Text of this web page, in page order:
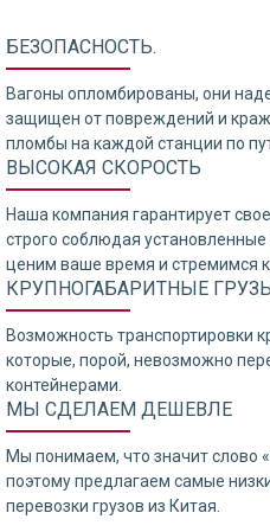
БЕЗОПАСНОСТЬ.
Вагоны опломбированы, они
защищен от повреждений и
пломбы на каждой станции по
ВЫСОКАЯ СКОРОСТЬ
Наша компания гарантирует
строго соблюдая
ценим ваше время и стремимся
КРУПНОГАБАРИТНЫЕ
Возможность транспортировки
которые, порой, невозможно
контейнерами.
МЫ СДЕЛАЕМ ДЕШЕВЛЕ
Мы понимаем, что значит слово
поэтому предлагаем самые
перевозки грузов из Китая.